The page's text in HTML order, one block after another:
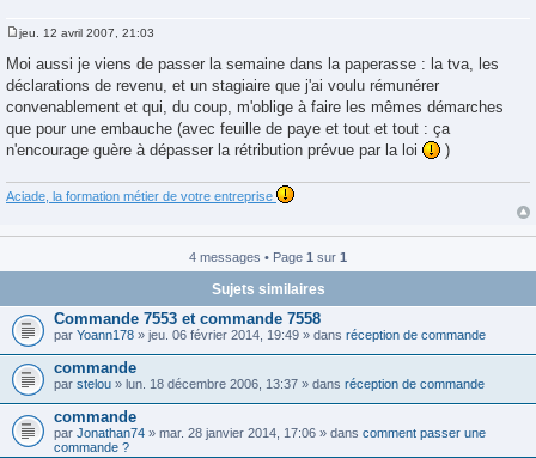
M
s
s
g
e
jeu. 12 avril 2007, 21:03
Moi aussi je viens de passer la semaine dans la paperasse : la tva, les
déclarations de revenu, et un stagiaire que j'ai voulu rémunérer
convenablement et qui, du coup, m'oblige à faire les mêmes démarches
que pour une embauche (avec feuille de paye et tout et tout : ça
n'encourage guère à dépasser la rétribution prévue par la loi
)
Aciade, la formation métier de votre entreprise
4 messages • Page 1 sur 1
Sujets similaires
Commande 7553 et commande 7558
par Yoann178 » jeu. 06 février 2014, 19:49 » dans réception de commande
commande
par stelou » lun. 18 décembre 2006, 13:37 » dans réception de commande
commande
par Jonathan74 » mar. 28 janvier 2014, 17:06 » dans comment passer une
commande ?